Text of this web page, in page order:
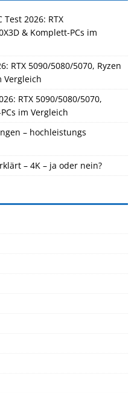
Test 2026: RTX
& Komplett-PCs im
RTX 5090/5080/5070, Ryzen
Vergleich
RTX 5090/5080/5070,
im Vergleich
– hochleistungs
– 4K – ja oder nein?